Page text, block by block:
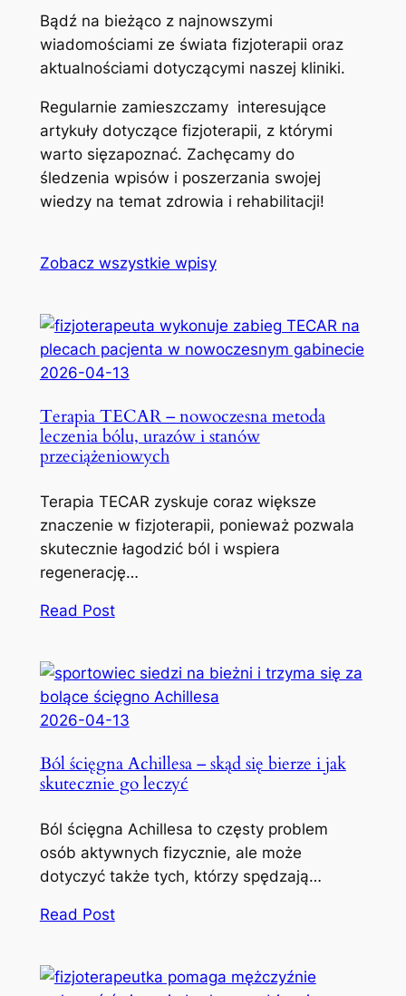
Bądź na bieżąco z najnowszymi
wiadomościami ze świata fizjoterapii oraz
aktualnościami dotyczącymi naszej kliniki.
Regularnie zamieszczamy interesujące
artykuły dotyczące fizjoterapii, z którymi
warto sięzapoznać. Zachęcamy do
śledzenia wpisów i poszerzania swojej
wiedzy na temat zdrowia i rehabilitacji!
Zobacz wszystkie wpisy
2026-04-13
Terapia TECAR – nowoczesna metoda
leczenia bólu, urazów i stanów
przeciążeniowych
Terapia TECAR zyskuje coraz większe
znaczenie w fizjoterapii, ponieważ pozwala
skutecznie łagodzić ból i wspiera
regenerację…
Read Post
2026-04-13
Ból ścięgna Achillesa – skąd się bierze i jak
skutecznie go leczyć
Ból ścięgna Achillesa to częsty problem
osób aktywnych fizycznie, ale może
dotyczyć także tych, którzy spędzają…
Read Post